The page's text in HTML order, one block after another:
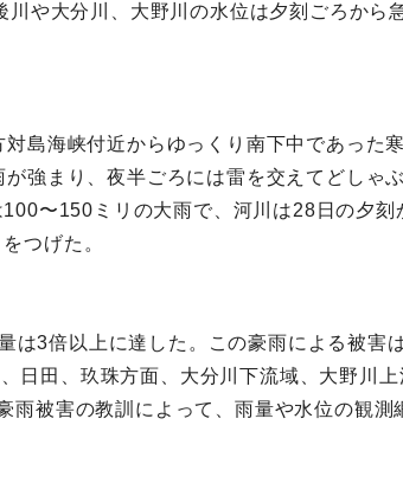
や大分川、大野川の水位は夕刻ごろから
島海峡付近からゆっくり南下中であった
強まり、夜半ごろには雷を交えてどしゃ
〜150ミリの大雨で、河川は28日の夕刻
つげた。
は3倍以上に達した。この豪雨による被害
日田、玖珠方面、大分川下流域、大野川
被害の教訓によって、雨量や水位の観測